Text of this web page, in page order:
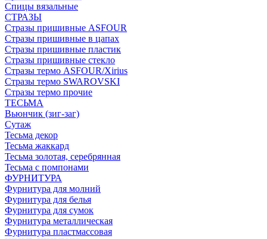
Спицы вязальные
СТРАЗЫ
Стразы пришивные ASFOUR
Стразы пришивные в цапах
Стразы пришивные пластик
Стразы пришивные стекло
Стразы термо ASFOUR/Xirius
Стразы термо SWAROVSKI
Стразы термо прочие
ТЕСЬМА
Вьюнчик (зиг-заг)
Сутаж
Тесьма декор
Тесьма жаккард
Тесьма золотая, серебрянная
Тесьма с помпонами
ФУРНИТУРА
Фурнитура для молний
Фурнитура для белья
Фурнитура для сумок
Фурнитура металлическая
Фурнитура пластмассовая